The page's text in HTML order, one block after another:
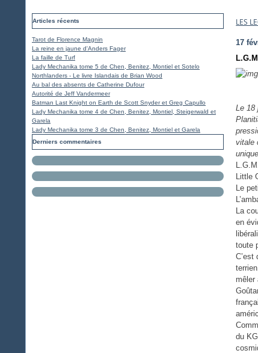
Articles récents
Tarot de Florence Magnin
La reine en jaune d'Anders Fager
La faille de Turf
Lady Mechanika tome 5 de Chen, Benitez, Montiel et Sotelo
Northlanders - Le livre Islandais de Brian Wood
Au bal des absents de Catherine Dufour
Autorité de Jeff Vandermeer
Batman Last Knight on Earth de Scott Snyder et Greg Capullo
Lady Mechanika tome 4 de Chen, Benitez, Montiel, Steigerwald et
Garela
Lady Mechanika tome 3 de Chen, Benitez, Montiel et Garela
Derniers commentaires
LES
17
Le 18
vitale
Little
Le
La
en
toute
C’est
mêler
du